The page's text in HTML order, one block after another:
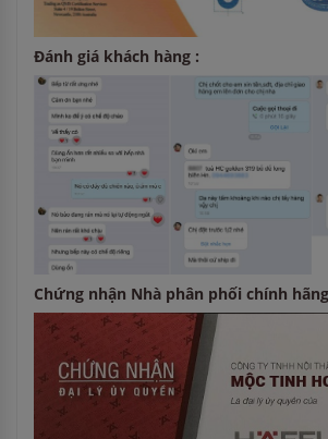
Đánh giá khách hàng :
Chứng nhận Nhà phân phối chính